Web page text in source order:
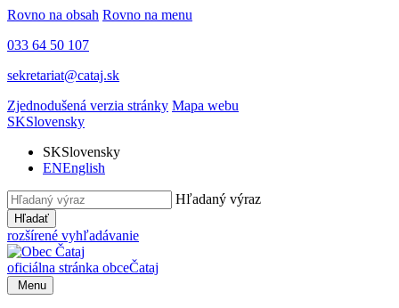
Rovno na obsah Rovno na menu
033 64 50 107
sekretariat@cataj.sk
Zjednodušená verzia stránky Mapa webu
SKSlovensky
SKSlovensky
ENEnglish
Hľadaný výraz
Hľadať
rozšírené vyhľadávanie
oficiálna stránka obceČataj
Menu